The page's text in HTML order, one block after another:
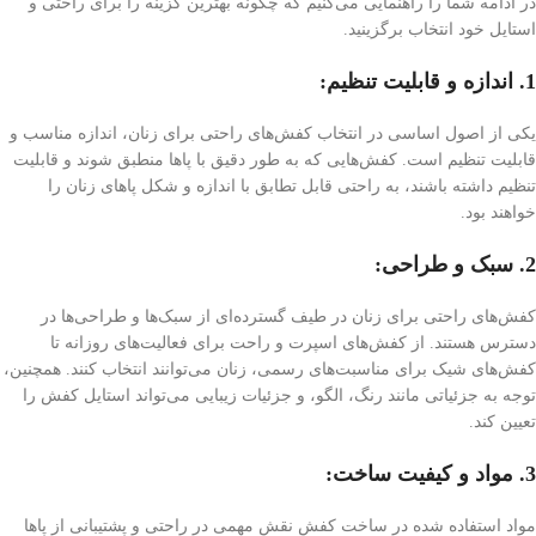
استایل خود انتخاب برگزینید.
1. اندازه و قابلیت تنظیم:
یکی از اصول اساسی در انتخاب کفش‌های راحتی برای زنان، اندازه مناسب و
قابلیت تنظیم است. کفش‌هایی که به طور دقیق با پاها منطبق شوند و قابلیت
تنظیم داشته باشند، به راحتی قابل تطابق با اندازه و شکل پاهای زنان را
خواهند بود.
2. سبک و طراحی:
کفش‌های راحتی برای زنان در طیف گسترده‌ای از سبک‌ها و طراحی‌ها در
دسترس هستند. از کفش‌های اسپرت و راحت برای فعالیت‌های روزانه تا
کفش‌های شیک برای مناسبت‌های رسمی، زنان می‌توانند انتخاب کنند. همچنین،
توجه به جزئیاتی مانند رنگ، الگو، و جزئیات زیبایی می‌تواند استایل کفش را
تعیین کند.
3. مواد و کیفیت ساخت:
مواد استفاده شده در ساخت کفش نقش مهمی در راحتی و پشتیبانی از پاها